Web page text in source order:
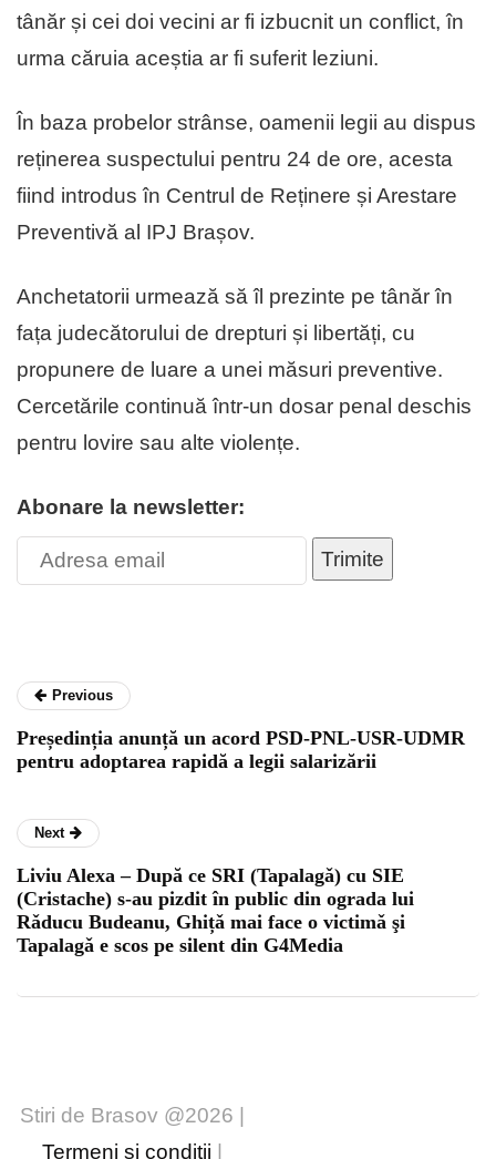
tânăr și cei doi vecini ar fi izbucnit un conflict, în
urma căruia aceștia ar fi suferit leziuni.
În baza probelor strânse, oamenii legii au dispus
reținerea suspectului pentru 24 de ore, acesta
fiind introdus în Centrul de Reținere și Arestare
Preventivă al IPJ Brașov.
Anchetatorii urmează să îl prezinte pe tânăr în
fața judecătorului de drepturi și libertăți, cu
propunere de luare a unei măsuri preventive.
Cercetările continuă într-un dosar penal deschis
pentru lovire sau alte violențe.
Abonare la newsletter:
Trimite
Previous
Președinția anunță un acord PSD-PNL-USR-UDMR
pentru adoptarea rapidă a legii salarizării
Next
Liviu Alexa – După ce SRI (Tapalagǎ) cu SIE
(Cristache) s-au pizdit în public din ograda lui
Rǎducu Budeanu, Ghițǎ mai face o victimǎ şi
Tapalagǎ e scos pe silent din G4Media
Stiri de Brasov @2026 |
Termeni și condiții